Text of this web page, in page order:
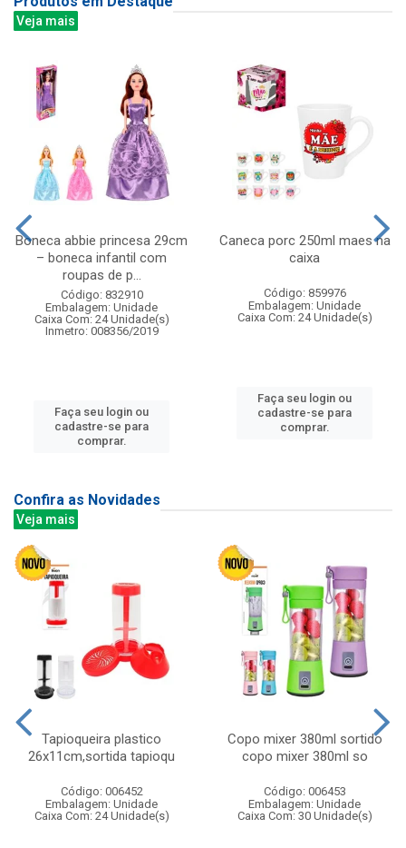
Veja mais
Boneca abbie princesa 29cm
– boneca infantil com
roupas de p...
Código: 832910
Embalagem: Unidade
Caixa Com: 24 Unidade(s)
Inmetro: 008356/2019
Faça seu login ou
cadastre-se para
comprar.
Caneca porc 250ml maes na
caixa
Código: 859976
Embalagem: Unidade
Caixa Com: 24 Unidade(s)
Faça seu login ou
cadastre-se para
comprar.
Confira as Novidades
Veja mais
Tapioqueira plastico
26x11cm,sortida tapioqu
Código: 006452
Embalagem: Unidade
Caixa Com: 24 Unidade(s)
Copo mixer 380ml sortido
copo mixer 380ml so
Código: 006453
Embalagem: Unidade
Caixa Com: 30 Unidade(s)